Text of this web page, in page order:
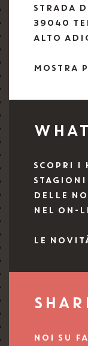
STRADA
39040
ALTO
MOSTRA
SCOPRI I
DELLE
NEL ON-
LE
NOI SU